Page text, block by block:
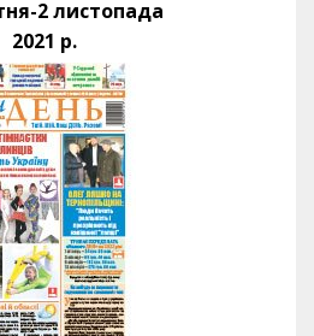
2 листопада
2021 р.